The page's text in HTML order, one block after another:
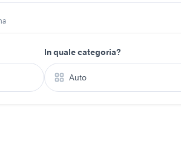
In quale categoria?
Auto